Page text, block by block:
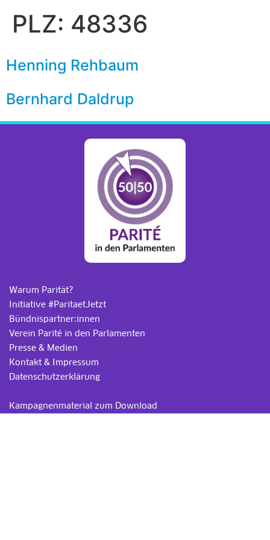
PLZ: 48336
Henning Rehbaum
Bernhard Daldrup
Warum Parität?
Initiative #ParitaetJetzt
Bündnispartner:innen
Verein Parité in den Parlamenten
Presse & Medien
Kontakt & Impressum
Datenschutzerklärung
Kampagnenmaterial zum Download